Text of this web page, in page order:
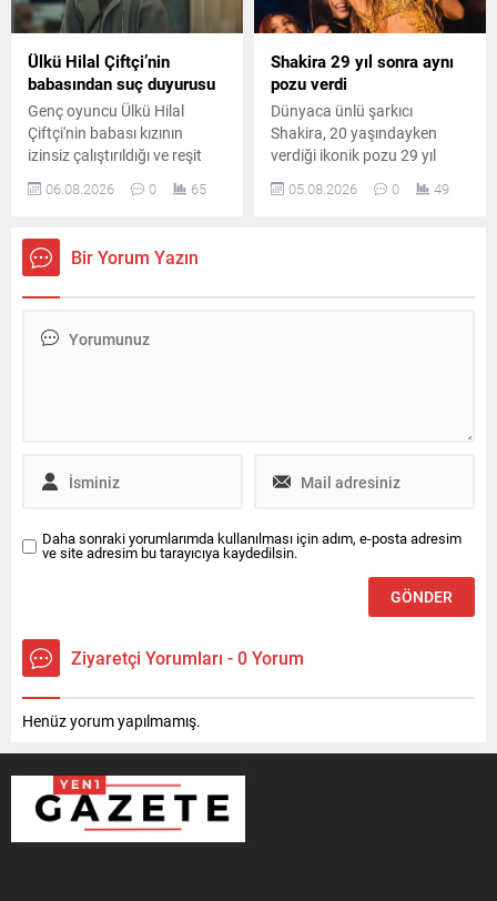
Ülkü Hilal Çiftçi’nin
babasından suç duyurusu
Genç oyuncu Ülkü Hilal
Çiftçi'nin babası kızının
izinsiz çalıştırıldığı ve reşit
olmadığı halde bir ilişki
yaşadığı iddiasıyla savcılığa
gelişmeler magazin ve hukuk
kulislerinde geniş yankı
06.08.2026 0 65
Shakira 29 yıl sonra aynı
pozu verdi
Dünyaca ünlü şarkıcı
Shakira, 20 yaşındayken
verdiği ikonik pozu 29 yıl
sonra yeniden canlandırdı.
Ünlü sanatçının paylaşımı
05.08.2026 0 49
Bir Yorum Yazın
Daha sonraki yorumlarımda kullanılması için adım, e-posta adresim
ve site adresim bu tarayıcıya kaydedilsin.
Ziyaretçi Yorumları - 0 Yorum
Henüz yorum yapılmamış.